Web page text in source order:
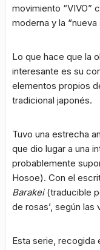
movimiento “VIVO”
moderna y la “nueva
Lo que hace que la
interesante es su
elementos propios
tradicional japonés.
Tuvo una estrecha
que dio lugar a una
probablemente
Hosoe). Con el
Barakei(traducible
de rosas’, según las
Esta serie, recogida